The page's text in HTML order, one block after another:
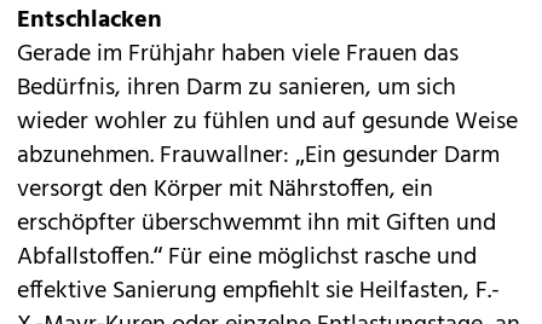
Entschlacken
Gerade im Frühjahr haben viele Frauen das
Bedürfnis, ihren Darm zu sanieren, um sich
wieder wohler zu fühlen und auf gesunde Weise
abzunehmen. Frauwallner: „Ein gesunder Darm
versorgt den Körper mit Nährstoffen, ein
erschöpfter überschwemmt ihn mit Giften und
Abfallstoffen.“ Für eine möglichst rasche und
effektive Sanierung empfiehlt sie Heilfasten, F.-